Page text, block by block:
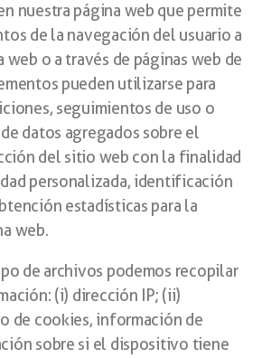
nuestra página web que permite
de la navegación del usuario a
web o a través de páginas web de
pueden utilizarse para
seguimientos de uso o
datos agregados sobre el
del sitio web con la finalidad
personalizada, identificación
estadísticas para la
web.
de archivos podemos recopilar
(i) dirección IP; (ii)
de cookies, información de
sobre si el dispositivo tiene